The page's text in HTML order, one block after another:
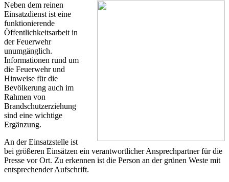
Neben dem reinen
Einsatzdienst ist eine
funktionierende
Öffentlichkeitsarbeit in
der Feuerwehr
unumgänglich.
Informationen rund um
die Feuerwehr und
Hinweise für die
Bevölkerung auch im
Rahmen von
Brandschutzerziehung
sind eine wichtige
Ergänzung.
An der Einsatzstelle ist
bei größeren Einsätzen ein verantwortlicher Ansprechpartner für die
Presse vor Ort. Zu erkennen ist die Person an der grünen Weste mit
entsprechender Aufschrift.